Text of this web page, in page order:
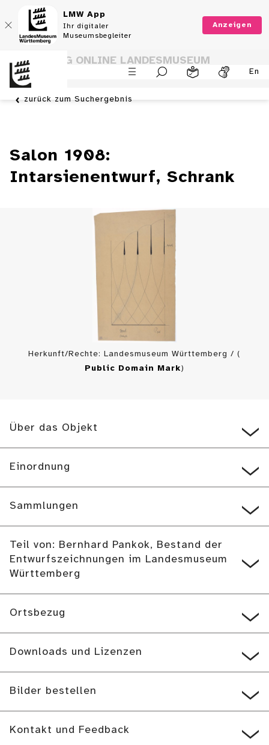
LMW App
Ihr digitaler
Museumsbegleiter
Anzeigen
En
SAMMLUNG ONLINE LANDESMUSEUM
WÜRTTEMBERG
zurück zum Suchergebnis
Salon 1908:
Intarsienentwurf, Schrank
Herkunft/Rechte: Landesmuseum Württemberg / (
Public Domain Mark)
Über das Objekt
Einordnung
Sammlungen
Teil von: Bernhard Pankok, Bestand der
Entwurfszeichnungen im Landesmuseum
Württemberg
Ortsbezug
Downloads und Lizenzen
Bilder bestellen
Kontakt und Feedback